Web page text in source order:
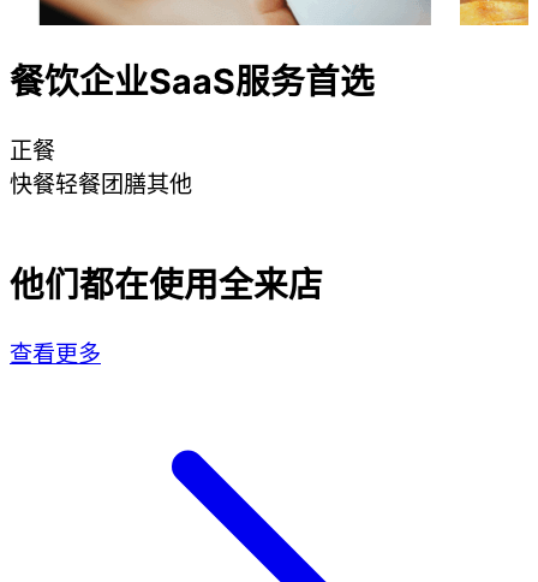
餐饮企业SaaS服务首选
正餐
快餐轻餐团膳其他
他们都在使用全来店
查看更多